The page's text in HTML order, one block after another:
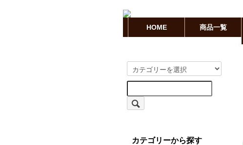
HOME
商品一覧
カテゴリーから探す